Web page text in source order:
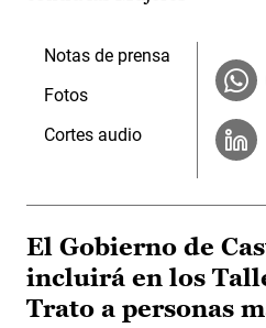
Notas de prensa
Fotos
Cortes audio
El Gobierno de
incluirá en los
Trato a personas